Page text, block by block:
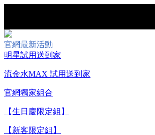
官網最新活動
明星試用送到家
流金水MAX 試用送到家
官網獨家組合
【生日慶限定組】
【新客限定組】